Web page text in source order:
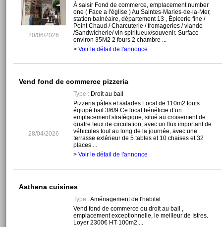
20/06/2026
À saisir Fond de commerce, emplacement number
one ( Face a l'église ) Au Saintes-Maries-de-la-Mer,
station balnéaire, département 13 , Épicerie fine /
Point Chaud / Charcuterie / fromageries / viande
/Sandwicherie/ vin spiritueux/souvenir. Surface
environ 35M2 2 fours 2 chambre ...
> Voir le détail de l'annonce
Vend fond de commerce pizzeria
28/04/2026
Type :Droit au bail
Pizzeria pâtes et salades Local de 110m2 touts
équipé bail 3/6/9 Ce local bénéficie d’un
emplacement stratégique, situé au croisement de
quatre feux de circulation, avec un flux important de
véhicules tout au long de la journée, avec une
terrasse extérieur de 5 tables et 10 chaises et 32
places ...
> Voir le détail de l'annonce
Aathena cuisines
Type :Aménagement de l'habitat
Vend fond de commerce ou droit au bail ,
emplacement exceptionnelle, le meilleur de Istres.
Loyer 2300€ HT 100m2 ...